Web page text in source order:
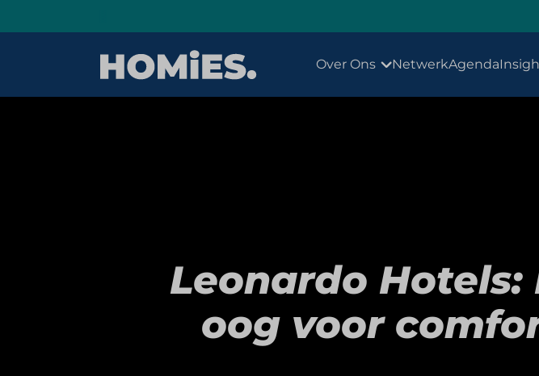
Over Ons NetwerkAgenda
Leonardo
oog voor